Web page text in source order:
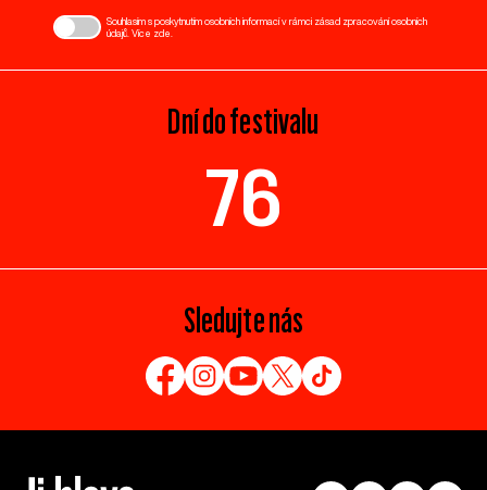
Souhlasím s poskytnutím osobních informací v rámci zásad zpracování osobních
údajů. Více zde
Dní do festivalu
76
Sledujte nás